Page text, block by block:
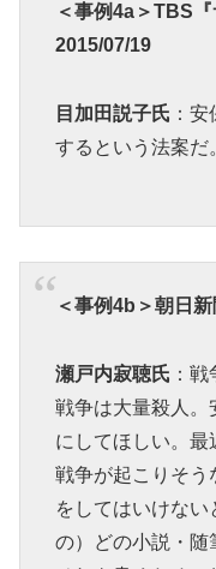
＜事例4a＞TBS『
2015/07/19
目加田説子氏 ：
するという法案だ
＜事例4b＞朝日
瀬戸内寂聴氏 ：
戦争は大量殺人。
にしてほしい。
戦争が起こりそう
をしてはいけな
の）どの小説・随